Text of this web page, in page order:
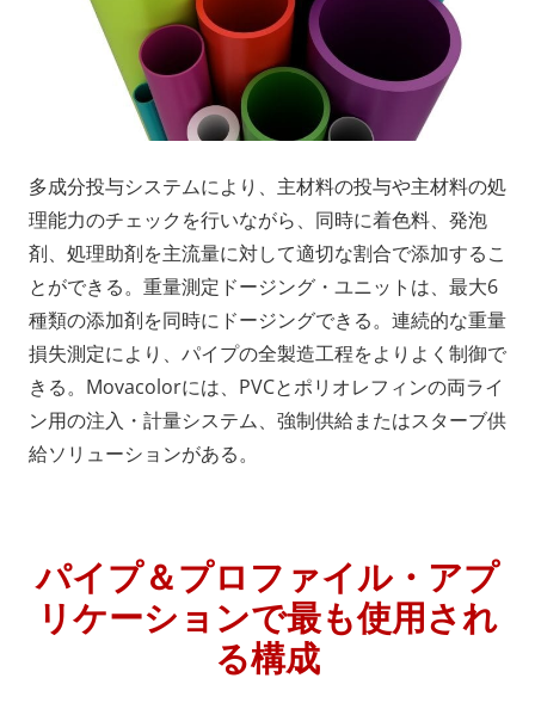
多成分投与システムにより、主材料の投与や主材料の処
理能力のチェックを行いながら、同時に着色料、発泡
剤、処理助剤を主流量に対して適切な割合で添加するこ
とができる。重量測定ドージング・ユニットは、最大6
種類の添加剤を同時にドージングできる。連続的な重量
損失測定により、パイプの全製造工程をよりよく制御で
きる。Movacolorには、PVCとポリオレフィンの両ライ
ン用の注入・計量システム、強制供給またはスターブ供
給ソリューションがある。
パイプ＆プロファイル・アプ
リケーションで最も使用され
る構成